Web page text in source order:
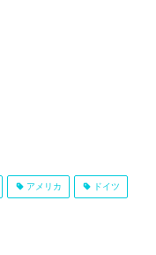
アメリカ ドイツ